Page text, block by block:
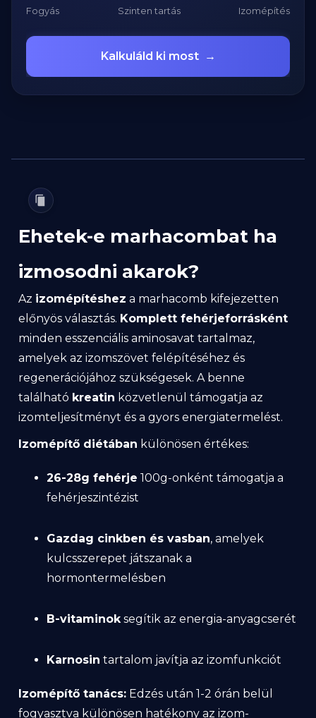
Fogyás Szinten tartás Izomépítés
Kalkuláld ki most →
Ehetek-e marhacombat ha
izmosodni akarok?
Az izomépítéshez a marhacomb kifejezetten
előnyös választás. Komplett fehérjeforrásként
minden esszenciális aminosavat tartalmaz,
amelyek az izomszövet felépítéséhez és
regenerációjához szükségesek. A benne
található kreatin közvetlenül támogatja az
izomteljesítményt és a gyors energiatermelést.
Izomépítő diétában különösen értékes:
26-28g fehérje 100g-onként támogatja a
fehérjeszintézist
Gazdag cinkben és vasban, amelyek
kulcsszerepet játszanak a
hormontermelésben
B-vitaminoksegítik az energia-anyagcserét
Karnosin tartalom javítja az izomfunkciót
Izomépítő tanács: Edzés után 1-2 órán belül
fogyasztva különösen hatékony az izom-